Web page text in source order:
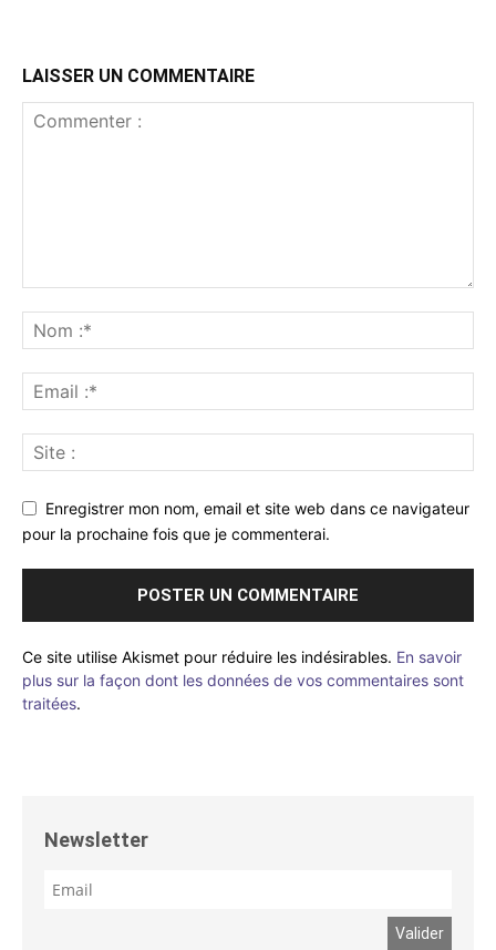
LAISSER UN COMMENTAIRE
Enregistrer mon nom, email et site web dans ce navigateur
pour la prochaine fois que je commenterai.
Ce site utilise Akismet pour réduire les indésirables. En savoir
plus sur la façon dont les données de vos commentaires sont
traitées.
Newsletter